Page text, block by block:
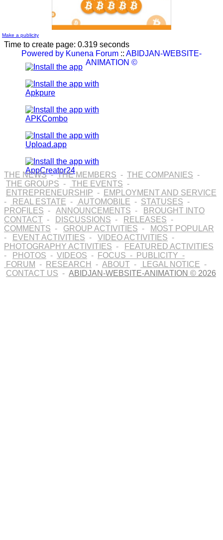
Make a publicity
Time to create page: 0.319 seconds
Powered by Kunena Forum :: ABIDJAN-WEBSITE-
ANIMATION ©
THE NEWS-THE MEMBERS - THE COMPANIES -
THE GROUPS - THE EVENTS -
ENTREPRENEURSHIP -
EMPLOYMENT AND SERVICE
-
REAL ESTATE - AUTOMOBILE - STATUSES -
PROFILES - ANNOUNCEMENTS -
BROUGHT INTO
CONTACT - DISCUSSIONS - RELEASES -
COMMENTS - GROUP ACTIVITIES -
MOST POPULAR
-
EVENT ACTIVITIES - VIDEO ACTIVITIES -
PHOTOGRAPHY ACTIVITIES -
FEATURED ACTIVITIES
-
PHOTOS - VIDEOS - FOCUS - PUBLICITY -
FORUM - RESEARCH - ABOUT - LEGAL NOTICE -
CONTACT US - ABIDJAN-WEBSITE-ANIMATION © 2026